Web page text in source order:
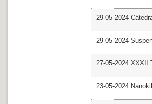
29-05-2024
29-05-2024
27-05-2024 XXXII
23-05-2024